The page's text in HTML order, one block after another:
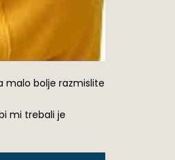
malo bolje razmislite
mi trebali je